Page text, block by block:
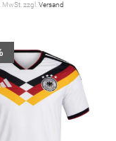
MwSt. zzgl.Versand